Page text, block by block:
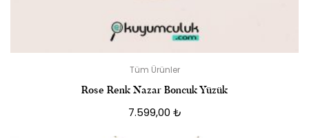
Tüm Ürünler
Rose Renk Nazar Boncuk Yüzük
7.599,00 ₺